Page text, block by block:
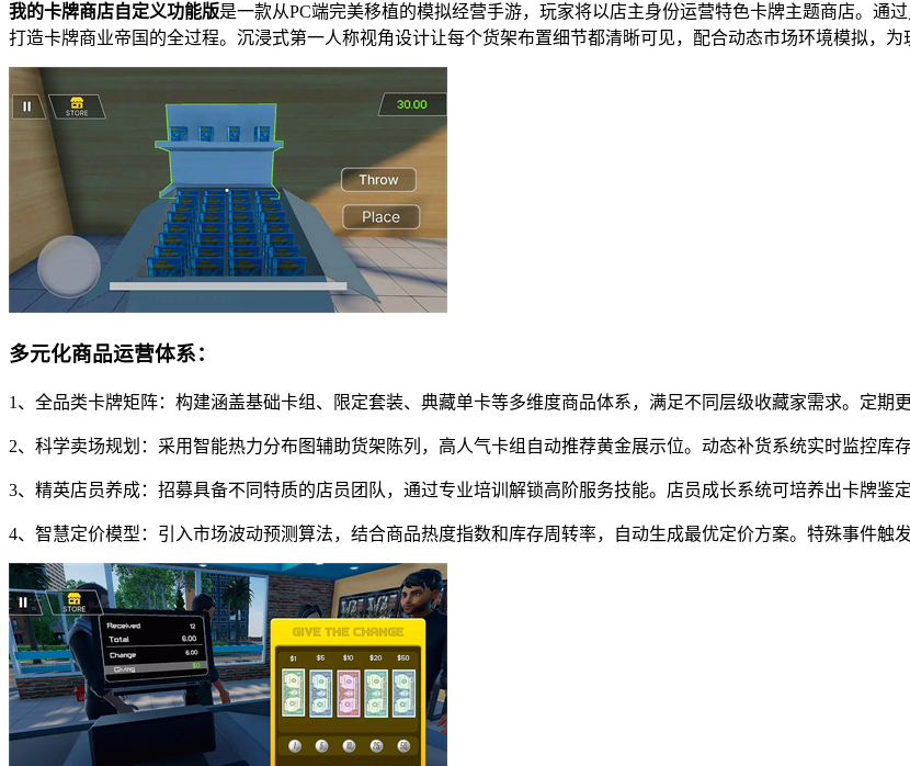
我的卡牌商店自定义功能版是一款从PC端完美移植的模拟经营手游，玩家将以店主身份运营特色卡牌主题商店。通
打造卡牌商业帝国的全过程。沉浸式第一人称视角设计让每个货架布置细节都清晰可见，配合动态市场环境模拟，为
多元化商品运营体系：
1、全品类卡牌矩阵：构建涵盖基础卡组、限定套装、典藏单卡等多维度商品体系，满足不同层级收藏家需求。定期
2、科学卖场规划：采用智能热力分布图辅助货架陈列，高人气卡组自动推荐黄金展示位。动态补货系统实时监控库
3、精英店员养成：招募具备不同特质的店员团队，通过专业培训解锁高阶服务技能。店员成长系统可培养出卡牌鉴
4、智慧定价模型：引入市场波动预测算法，结合商品热度指数和库存周转率，自动生成最优定价方案。特殊事件触